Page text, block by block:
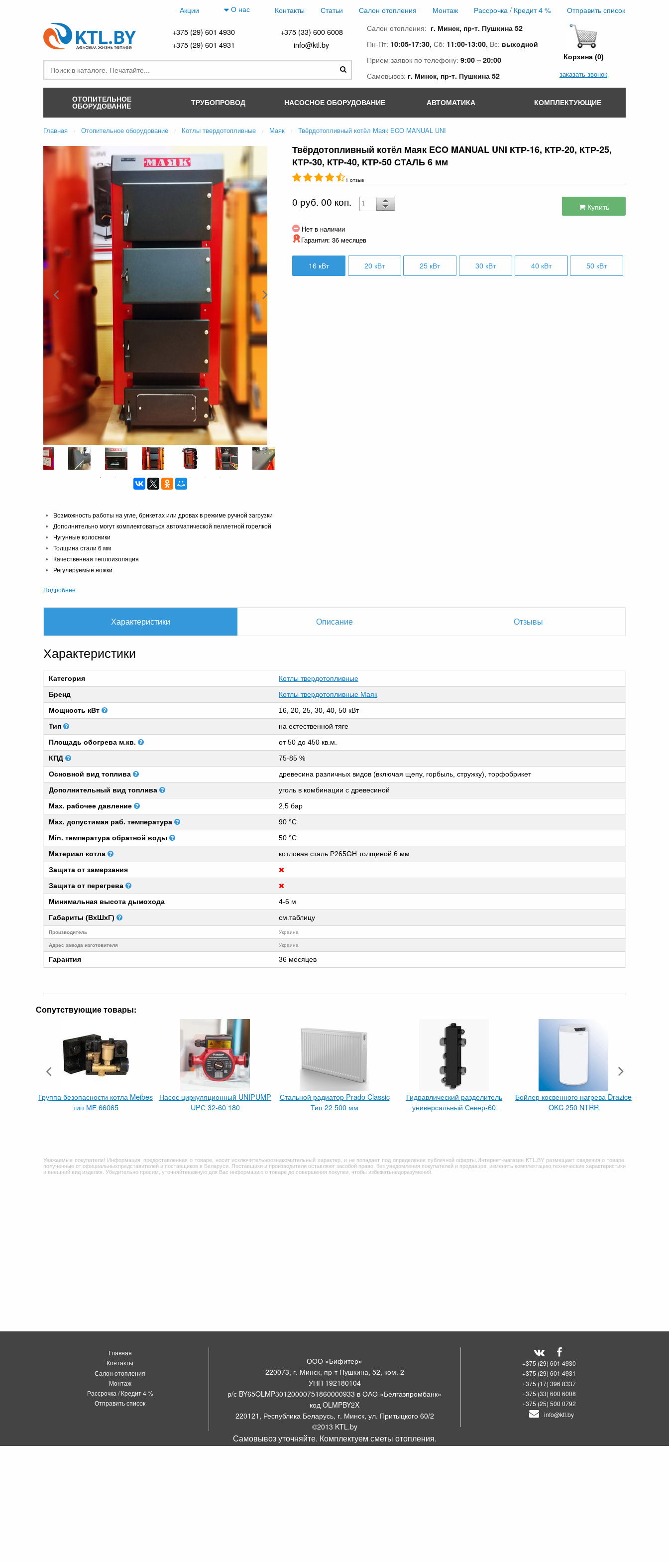
Акции О нас Контакты Статьи Салон отопления Монтаж Рассрочка / Кредит 4 % Отправить список
+375 (29) 601 4930
+375 (33) 600 6008
+375 (29) 601 4931
info@ktl.by
Салон отопления: г. Минск, пр-т. Пушкина 52
Пн-Пт: 10:05-17:30, Сб: 11:00-13:00, Вс: выходной
Прием заявок по телефону: 9:00 – 20:00
Самовывоз: г. Минск, пр-т. Пушкина 52
Корзина (0)
заказать звонок
ОТОПИТЕЛЬНОЕ
ОБОРУДОВАНИЕ ТРУБОПРОВОД НАСОСНОЕ ОБОРУДОВАНИЕ АВТОМАТИКА КОМПЛЕКТУЮЩИЕ
Главная Отопительное оборудование Котлы твердотопливные Маяк Твёрдотопливный котёл Маяк ECO MANUAL UNI
Твёрдотопливный котёл Маяк ECO MANUAL UNI КТР-16, КТР-20, КТР-25,
КТР-30, КТР-40, КТР-50 СТАЛЬ 6 мм
1 отзыв
0 руб. 00 коп. Купить
Нет в наличии
Гарантия: 36 месяцев
16 кВт 20 кВт 25 кВт 30 кВт 40 кВт 50 кВт
Возможность работы на угле, брикетах или дровах в режиме ручной загрузки
Дополнительно могут комплектоваться автоматической пеллетной горелкой
Чугунные колосники
Толщина стали 6 мм
Качественная теплоизоляция
Регулируемые ножки
Подробнее
Характеристики Описание Отзывы
Характеристики
Категория
Котлы твердотопливные
Бренд
Котлы твердотопливные Маяк
Мощность кВт
16, 20, 25, 30, 40, 50 кВт
Тип
на естественной тяге
Площадь обогрева м.кв.
от 50 до 450 кв.м.
КПД
75-85 %
Основной вид топлива
древесина различных видов (включая щепу, горбыль, стружку), торфобрикет
Дополнительный вид топлива
уголь в комбинации с древесиной
Мах. рабочее давление
2,5 бар
Мах. допустимая раб. температура
90 °C
Min. температура обратной воды
50 °C
Материал котла
котловая сталь P265GH толщиной 6 мм
Защита от замерзания
Защита от перегрева
Минимальная высота дымохода
4-6 м
Габариты (ВхШхГ)
см.таблицу
Производитель Украина
Адрес завода изготовителя Украина
Гарантия 36 месяцев
Сопутствующие товары:
Группа безопасности котла Meibes
тип МЕ 66065
Насос циркуляционный UNIPUMP
UPС 32-60 180
Стальной радиатор Prado Classic
Тип 22 500 мм
Гидравлический разделитель
универсальный Север-60
Бойлер косвенного нагрева Drazice
OKC 250 NTRR
Уважаемые покупатели! Информация, предоставленная о товаре, носит исключительноознакомительный характер, и не попадает под определение публичной оферты.Интернет-магазин KTL.BY размещает сведения о товаре,
полученные от официальныхпредставителей и поставщиков в Беларуси. Поставщики и производители оставляют засобой право, без уведомления покупателей и продавцов, изменить комплектацию,технические характеристики
и внешний вид изделия. Убедительно просим, уточняйтеважную для Вас информацию о товаре до совершения покупки, чтобы избежатьнедоразумений.
Главная
Контакты
Салон отопления
Монтаж
Рассрочка / Кредит 4 %
Отправить список
ООО «Бифитер»
220073, г. Минск, пр-т Пушкина, 52, ком. 2
УНП 192180104
р/с BY65OLMP30120000751860000933 в ОАО «Белгазпромбанк»
код OLMPBY2X
220121, Республика Беларусь, г. Минск, ул. Притыцкого 60/2
©2013 KTL.by
Пн-Пт:10:05-17:30Сб:11:00-13:00
+375 (29) 601 4930
+375 (29) 601 4931
+375 (17) 396 8337
+375 (33) 600 6008
+375 (25) 500 0792
info@ktl.by
Самовывоз уточняйте. Комплектуем сметы отопления.